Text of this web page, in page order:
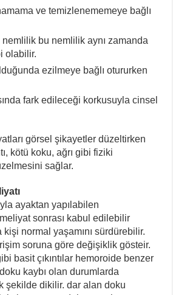
ve temizlenememeye bağlı
bu nemlilik aynı zamanda
olabilir.
ezilmeye bağlı otururken
fark edileceği korkusuyla cinsel
görsel şikayetler düzeltirken
kötü koku, ağrı gibi fiziki
sağlar.
ayaktan yapılabilen
sonrası kabul edilebilir
normal yaşamını sürdürebilir.
soruna göre değişiklik gösteir.
basit çıkıntılar hemoroide benzer
kaybı olan durumlarda
şekilde dikilir. dar alan doku